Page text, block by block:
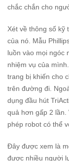
chắc chắn cho
Xét về thông số kỹ
của nó. Mẫu
luồn vào mọi ngóc
nhiệm vụ của
trang bị khiến cho
trên đường đi.
dụng đầu hút
quả hơn gấp 2 lần.
phép robot có thể
Đây được xem là
được nhiều người